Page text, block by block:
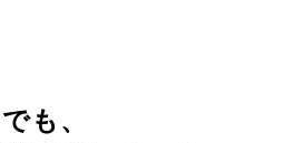
でも、